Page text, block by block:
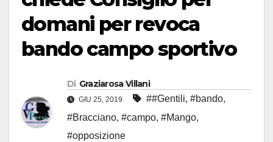
domani per revoca
bando campo sportivo
Di Graziarosa Villani
GIU 25, 2019 ##Gentili, #bando,
#Bracciano, #campo, #Mango,
#opposizione